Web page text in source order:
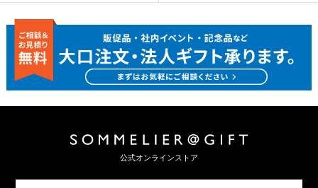
公式オンラインストア